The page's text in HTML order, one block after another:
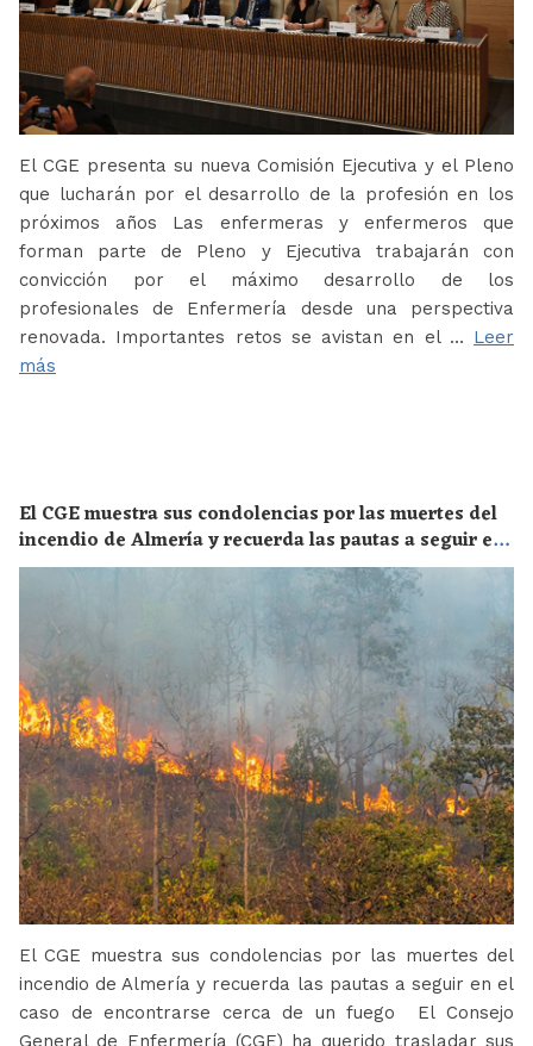
El CGE presenta su nueva Comisión Ejecutiva y el Pleno
que lucharán por el desarrollo de la profesión en los
próximos años Las enfermeras y enfermeros que
forman parte de Pleno y Ejecutiva trabajarán con
convicción por el máximo desarrollo de los
profesionales de Enfermería desde una perspectiva
renovada. Importantes retos se avistan en el … Leer
más
El CGE muestra sus condolencias por las muertes del
incendio de Almería y recuerda las pautas a seguir en
el caso de encontrarse cerca de un fuego
El CGE muestra sus condolencias por las muertes del
incendio de Almería y recuerda las pautas a seguir en el
caso de encontrarse cerca de un fuego El Consejo
General de Enfermería (CGE) ha querido trasladar sus